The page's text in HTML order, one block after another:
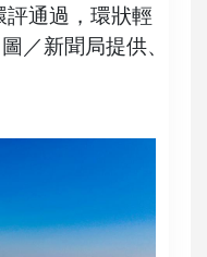
通過，環狀輕
／新聞局提供、